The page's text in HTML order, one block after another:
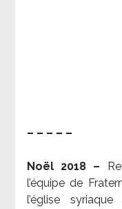
– – – – –
Noël 2018 –
l’équipe de
l’église